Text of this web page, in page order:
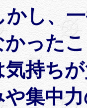
かし、
かった
持ち
集中